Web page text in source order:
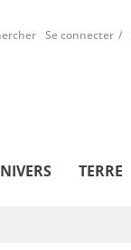
Se connecter
TERRE